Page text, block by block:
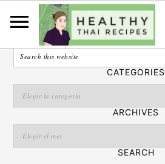
Español
SEARCH
CATEGORIES
ARCHIVES
SEARCH